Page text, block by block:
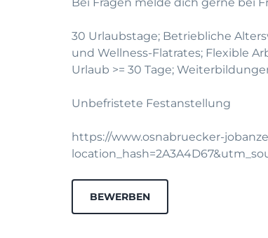
30 Urlaubstage; Betriebliche
und Wellness-Flatrates; Flexible
Urlaub >= 30 Tage;
Unbefristete Festanstellung
https://www.osnabruecker-
BEWERBEN